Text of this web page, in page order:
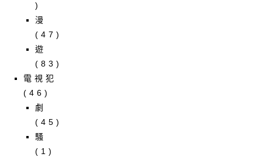
)
漫
(47)
遊
(83)
電視犯
(46)
劇
(45)
騷
(1)